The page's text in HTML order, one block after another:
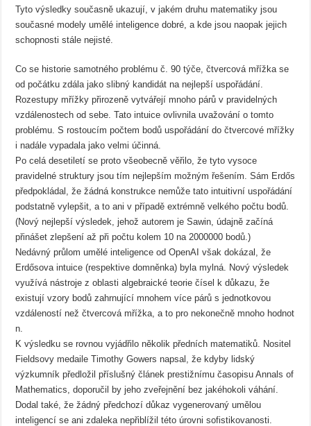
Tyto výsledky současně ukazují, v jakém druhu matematiky jsou
současné modely umělé inteligence dobré, a kde jsou naopak jejich
schopnosti stále nejisté.
Co se historie samotného problému č. 90 týče, čtvercová mřížka se
od počátku zdála jako slibný kandidát na nejlepší uspořádání.
Rozestupy mřížky přirozeně vytvářejí mnoho párů v pravidelných
vzdálenostech od sebe. Tato intuice ovlivnila uvažování o tomto
problému. S rostoucím počtem bodů uspořádání do čtvercové mřížky
i nadále vypadala jako velmi účinná.
Po celá desetiletí se proto všeobecně věřilo, že tyto vysoce
pravidelné struktury jsou tím nejlepším možným řešením. Sám Erdős
předpokládal, že žádná konstrukce nemůže tato intuitivní uspořádání
podstatně vylepšit, a to ani v případě extrémně velkého počtu bodů.
(Nový nejlepší výsledek, jehož autorem je Sawin, údajně začíná
přinášet zlepšení až při počtu kolem 10 na 2000000 bodů.)
Nedávný průlom umělé inteligence od OpenAI však dokázal, že
Erdősova intuice (respektive domněnka) byla mylná. Nový výsledek
využívá nástroje z oblasti algebraické teorie čísel k důkazu, že
existují vzory bodů zahrnující mnohem více párů s jednotkovou
vzdáleností než čtvercová mřížka, a to pro nekonečně mnoho hodnot
n.
K výsledku se rovnou vyjádřilo několik předních matematiků. Nositel
Fieldsovy medaile Timothy Gowers napsal, že kdyby lidský
výzkumník předložil příslušný článek prestižnímu časopisu Annals of
Mathematics, doporučil by jeho zveřejnění bez jakéhokoli váhání.
Dodal také, že žádný předchozí důkaz vygenerovaný umělou
inteligencí se ani zdaleka nepřiblížil této úrovni sofistikovanosti.